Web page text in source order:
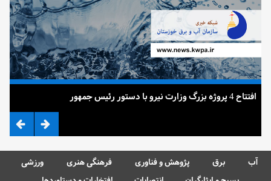
افتتاح 4 پروژه بزرگ وزارت نیرو با دستور رئیس جمهور
آب برق پژوهش و فناوری فرهنگی هنری
ورزشی